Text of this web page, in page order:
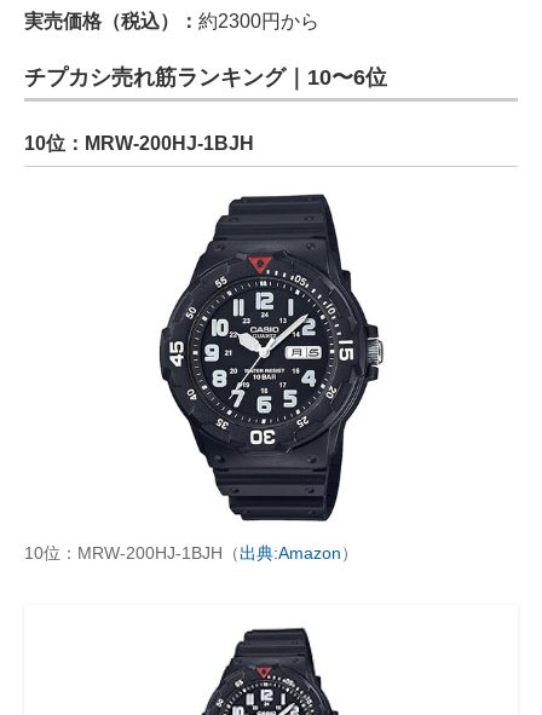
実売価格（税込）： 約2300円から
チプカシ売れ筋ランキング｜10〜6位
10位：MRW-200HJ-1BJH
10位：MRW-200HJ-1BJH（出典:Amazon）